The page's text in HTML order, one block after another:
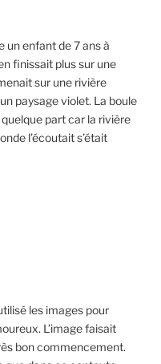
un enfant de 7 ans à
finissait plus sur une
sur une rivière
paysage violet. La boule
part car la rivière
l’écoutait s’était
les images pour
L’image faisait
bon commencement.